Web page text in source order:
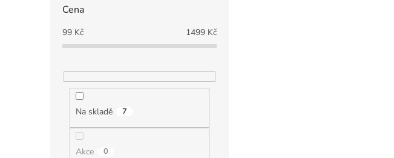
Cena
99 Kč 1499 Kč
Na skladě 7
Akce 0